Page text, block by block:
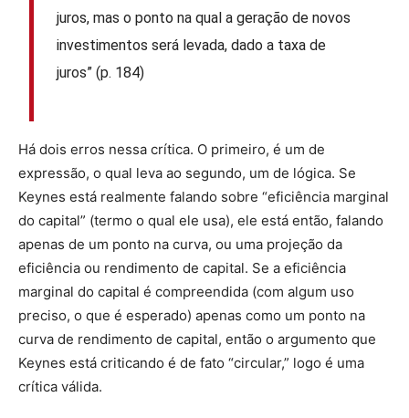
juros, mas o ponto na qual a geração de novos
investimentos será levada, dado a taxa de
juros” (p. 184)
Há dois erros nessa crítica. O primeiro, é um de
expressão, o qual leva ao segundo, um de lógica. Se
Keynes está realmente falando sobre “eficiência marginal
do capital” (termo o qual ele usa), ele está então, falando
apenas de um ponto na curva, ou uma projeção da
eficiência ou rendimento de capital. Se a eficiência
marginal do capital é compreendida (com algum uso
preciso, o que é esperado) apenas como um ponto na
curva de rendimento de capital, então o argumento que
Keynes está criticando é de fato “circular,” logo é uma
crítica válida.